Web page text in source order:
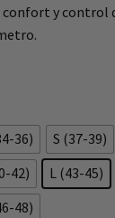
y control
36)
S (37-39)
42)
L (43-45)
48)